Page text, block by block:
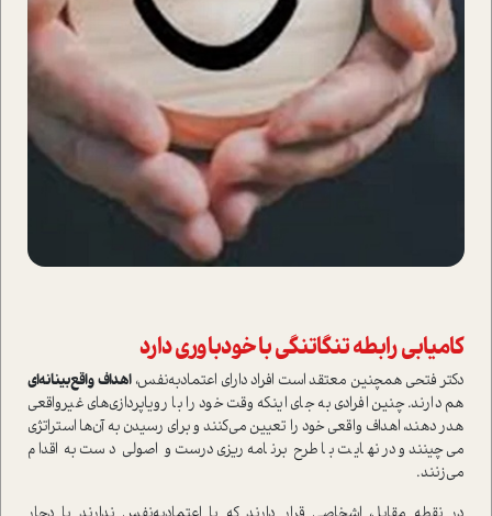
کامیابی رابطه تنگاتنگی با خودباوری دارد
دکتر فتحی همچنین معتقد است افراد دارای اعتمادبه‌نفس،اهداف واقع‌بینانه‌ای
هم دارند. چنین افرادی به جای اینکه وقت خود را با رویا‌پردازی‌های غیر‌واقعی
هدر دهند، اهداف واقعی خود را تعیین می‌کنند و برای رسیدن به آن‌ها استراتژی
می‌چینند و در نهایت با طرح برنامه‌ریزی درست و اصولی دست به اقدام
می‌زنند.